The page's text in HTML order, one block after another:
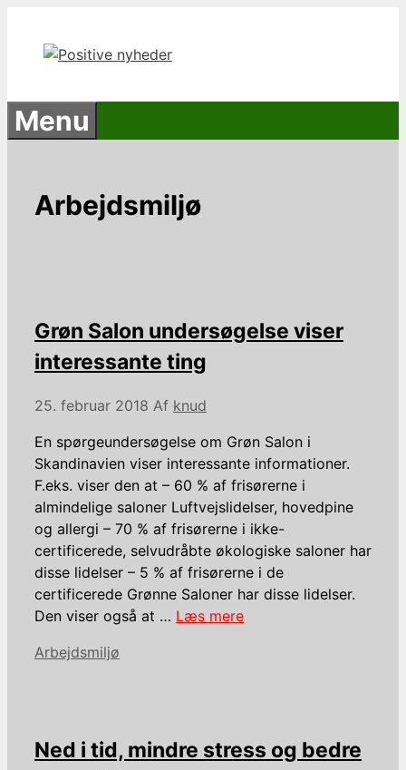
indhold
Menu
Arbejdsmiljø
Grøn Salon undersøgelse viser
interessante ting
25. februar 2018 Af knud
En spørgeundersøgelse om Grøn Salon i
Skandinavien viser interessante informationer.
F.eks. viser den at – 60 % af frisørerne i
almindelige saloner Luftvejslidelser, hovedpine
og allergi – 70 % af frisørerne i ikke-
certificerede, selvudråbte økologiske saloner har
disse lidelser – 5 % af frisørerne i de
certificerede Grønne Saloner har disse lidelser.
Den viser også at … Læs mere
Kategorier
Arbejdsmiljø
Ned i tid, mindre stress og bedre